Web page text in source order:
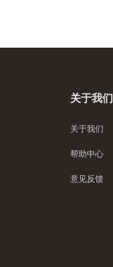
关于我们
关于我们
帮助中心
意见反馈